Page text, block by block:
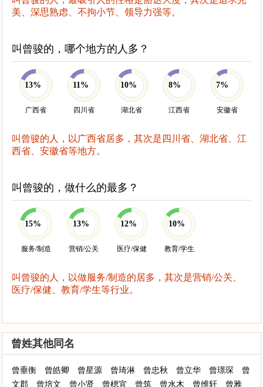
美、深思熟虑、不拘小节、领导力强等。
叫曾骏的，哪个地方的人多？
13%
广西省
11%
四川省
10%
湖北省
8%
江西省
7%
安徽省
叫曾骏的人，以广西省居多，其次是四川省、湖北省、江
西省、安徽省等地方。
叫曾骏的，做什么的最多？
15%
服务/制造
13%
营销/公关
12%
医疗/保健
10%
教育/学生
叫曾骏的人，以做服务/制造的居多，其次是营销/公关、
医疗/保健、教育/学生等行业。
曾姓其他同名
曾垂衡 曾皓卿 曾星源 曾琦淋 曾忠秋 曾立华 曾璟琛
曾
文郡
曾培文 曾小贤 曾楒宜 曾筑 曾水木 曾维轩
曾雅